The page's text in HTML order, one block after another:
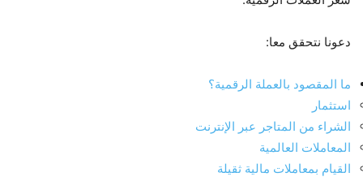
دعونا نتحقق معا:
ما المقصود بالعملة الرقمية؟
استثمار
الشراء من المتاجر عبر الإنترنت
المعاملات العالمية
القيام بمعاملات مالية ثقيلة